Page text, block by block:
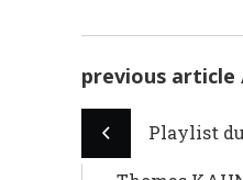
previous article
Playlist